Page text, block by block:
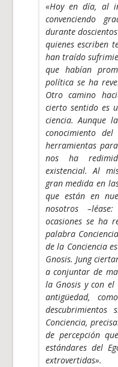
«Hoy en día, al
convenciendo
durante
quienes escriben
han traído
que habían
política se ha
Otro camino
cierto sentido es
ciencia. Aunque
conocimiento
herramientas
nos ha
existencial. Al
gran medida en
que están en
nosotros
ocasiones se ha
palabra
de la Conciencia
Gnosis. Jung
a conjuntar de
la Gnosis y con el
antigüedad,
Conciencia,
de percepción
estándares del
extrovertidas».